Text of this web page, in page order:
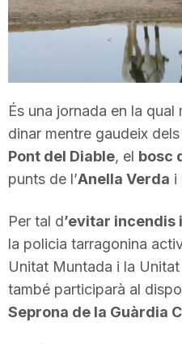
a
És una jornada en la
dinar mentre gaudeix
Pont del Diable, el bosc
punts de l’Anella Verda i
Per tal d’evitar
la policia tarragonina
Unitat Muntada i la
també participarà al
Seprona de la Guàrdia